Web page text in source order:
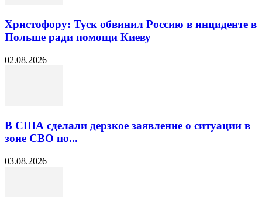
Христофору: Туск обвинил Россию в инциденте в
Польше ради помощи Киеву
02.08.2026
В США сделали дерзкое заявление о ситуации в
зоне СВО по...
03.08.2026